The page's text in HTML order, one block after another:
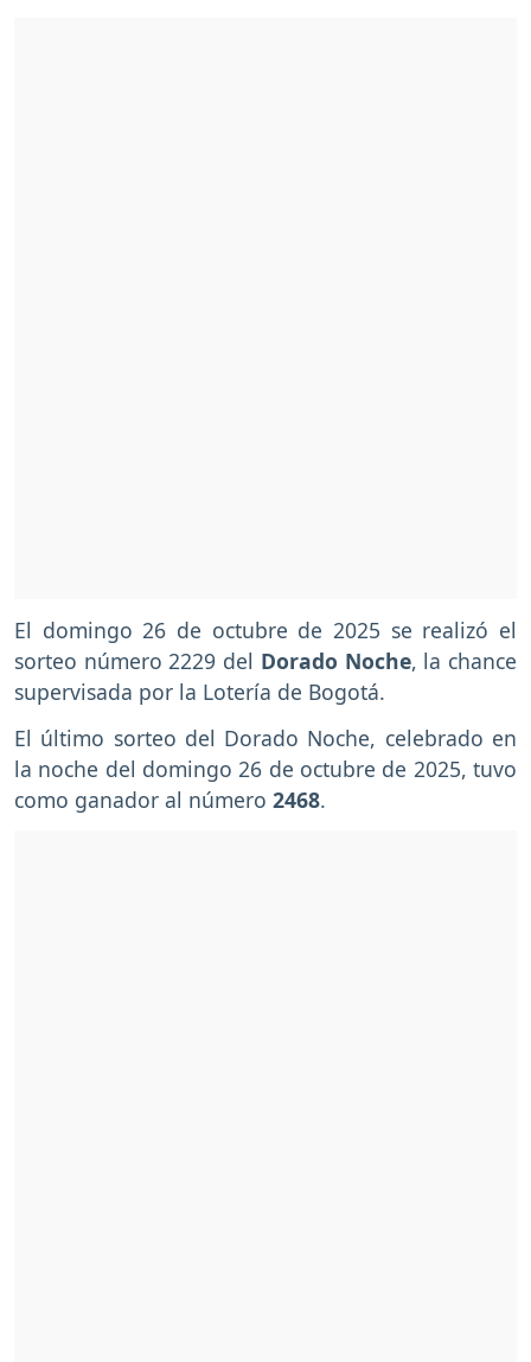
El domingo 26 de octubre de 2025 se realizó el
sorteo número 2229 del Dorado Noche, la chance
supervisada por la Lotería de Bogotá.
El último sorteo del Dorado Noche, celebrado en
la noche del domingo 26 de octubre de 2025, tuvo
como ganador al número 2468.